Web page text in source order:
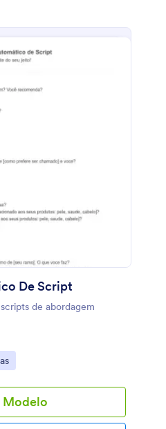
De Script
de abordagem
Modelo